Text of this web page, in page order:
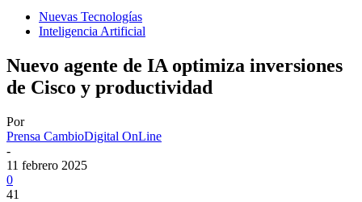
Nuevas Tecnologías
Inteligencia Artificial
Nuevo agente de IA optimiza inversiones
de Cisco y productividad
Por
Prensa CambioDigital OnLine
-
11 febrero 2025
0
41